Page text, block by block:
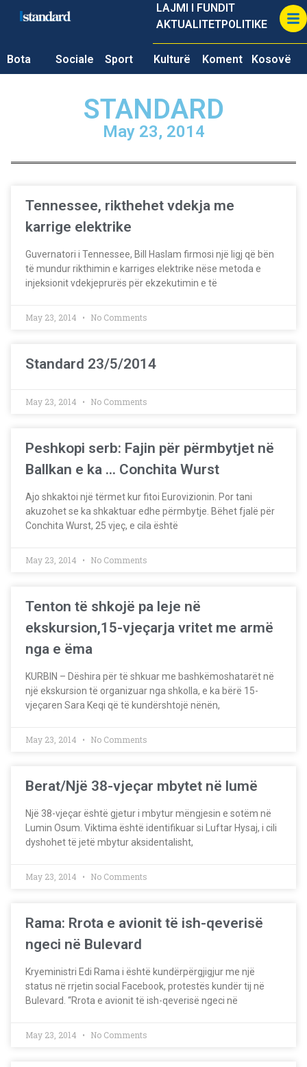
LAJMI I FUNDIT
AKTUALITETPOLITIKE
Bota Sociale Sport Kulturë Koment Kosovë
STANDARD
May 23, 2014
Tennessee, rikthehet vdekja me
karrige elektrike
Guvernatori i Tennessee, Bill Haslam firmosi një ligj që bën
të mundur rikthimin e karriges elektrike nëse metoda e
injeksionit vdekjeprurës për ekzekutimin e të
May 23, 2014 No Comments
Standard 23/5/2014
May 23, 2014 No Comments
Peshkopi serb: Fajin për përmbytjet në
Ballkan e ka … Conchita Wurst
Ajo shkaktoi një tërmet kur fitoi Eurovizionin. Por tani
akuzohet se ka shkaktuar edhe përmbytje. Bëhet fjalë për
Conchita Wurst, 25 vjeç, e cila është
May 23, 2014 No Comments
Tenton të shkojë pa leje në
ekskursion,15-vjeçarja vritet me armë
nga e ëma
KURBIN – Dëshira për të shkuar me bashkëmoshatarët në
një ekskursion të organizuar nga shkolla, e ka bërë 15-
vjeçaren Sara Keqi që të kundërshtojë nënën,
May 23, 2014 No Comments
Berat/Një 38-vjeçar mbytet në lumë
Një 38-vjeçar është gjetur i mbytur mëngjesin e sotëm në
Lumin Osum. Viktima është identifikuar si Luftar Hysaj, i cili
dyshohet të jetë mbytur aksidentalisht,
May 23, 2014 No Comments
Rama: Rrota e avionit të ish-qeverisë
ngeci në Bulevard
Kryeministri Edi Rama i është kundërpërgjigjur me një
status në rrjetin social Facebook, protestës kundër tij në
Bulevard. “Rrota e avionit të ish-qeverisë ngeci në
May 23, 2014 No Comments